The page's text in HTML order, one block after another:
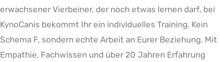
erwachsener Vierbeiner, der noch etwas lernen darf, bei
KynoCanis bekommt Ihr ein individuelles Training. Kein
Schema F, sondern echte Arbeit an Eurer Beziehung. Mit
Empathie, Fachwissen und über 20 Jahren Erfahrung